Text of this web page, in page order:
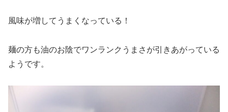
風味が増してうまくなっている！
麺の方も油のお陰でワンランクうまさが引きあがっている
ようです。